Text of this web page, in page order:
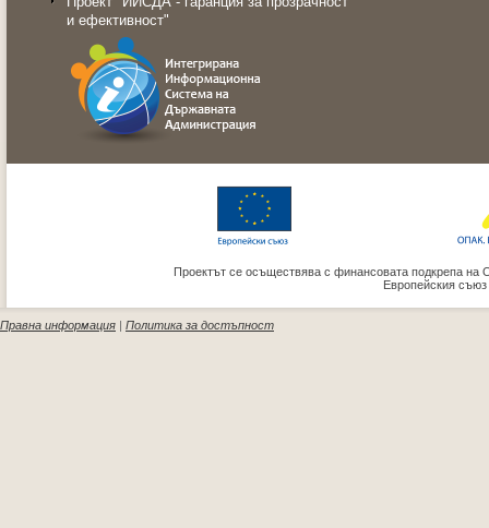
и ефективност"
Проектът се осъществява с финансовата подкрепа на
Европейския
Правна информация | Политика за достъпност